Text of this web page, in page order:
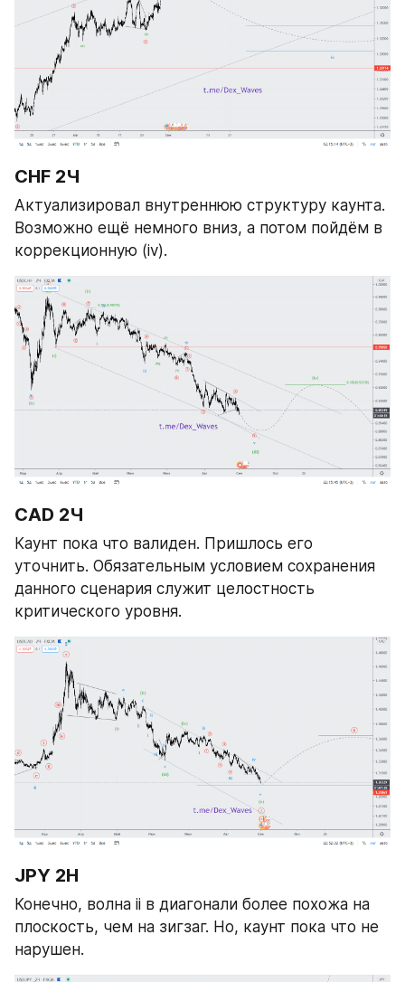
CHF 2Ч
Актуализировал внутреннюю структуру каунта.
Возможно ещё немного вниз, а потом пойдём в
коррекционную (iv).
CAD 2Ч
Каунт пока что валиден. Пришлось его
уточнить. Обязательным условием сохранения
данного сценария служит целостность
критического уровня.
JPY 2Н
Конечно, волна ii в диагонали более похожа на
плоскость, чем на зигзаг. Но, каунт пока что не
нарушен.